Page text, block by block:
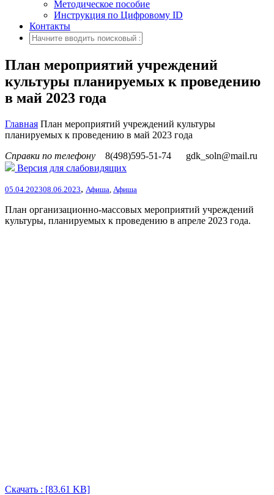
Методическое пособие
Инструкция по Цифровому ID
Контакты
План мероприятий учреждений
культуры планируемых к проведению
в май 2023 года
Главная План мероприятий учреждений культуры
планируемых к проведению в май 2023 года
Справки по телефону
8(498)595-51-74
gdk_soln@mail.ru
Версия для слабовидящих
05.04.202308.06.2023, Афиша Афиша
План организационно-массовых мероприятий учреждений
культуры, планируемых к проведению в апреле 2023 года.
Скачать : [83.61 KB]